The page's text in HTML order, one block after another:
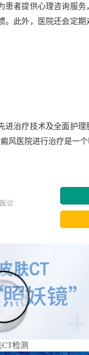
患者提供心理咨询服务
此外，医院还会定期
治疗技术及全面护
风医院进行治疗是一个
诊
检测